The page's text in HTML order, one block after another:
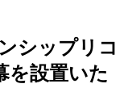
シップリコ
を設置いた